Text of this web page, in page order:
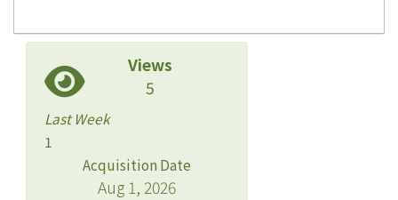
Views
5
Last Week
1
Acquisition Date
Aug 1, 2026